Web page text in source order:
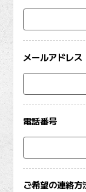
メールアドレス
電話番号
ご希望の連絡方